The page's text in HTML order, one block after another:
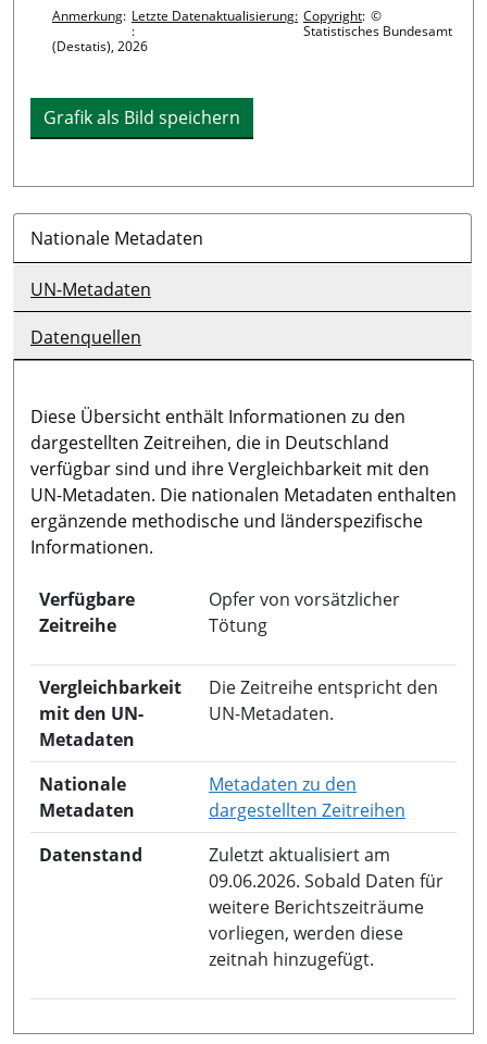
Anmerkung: Letzte Datenaktualisierung:
:
Copyright: ©
Statistisches Bundesamt
(Destatis), 2026
Grafik als Bild speichern
Nationale Metadaten
UN-Metadaten
Datenquellen
Diese Übersicht enthält Informationen zu den
dargestellten Zeitreihen, die in Deutschland
verfügbar sind und ihre Vergleichbarkeit mit den
UN-Metadaten. Die nationalen Metadaten enthalten
ergänzende methodische und länderspezifische
Informationen.
Verfügbare
Zeitreihe
Opfer von vorsätzlicher
Tötung
Vergleichbarkeit
mit den UN-
Metadaten
Die Zeitreihe entspricht den
UN-Metadaten.
Nationale
Metadaten
Metadaten zu den
dargestellten Zeitreihen
Datenstand
Zuletzt aktualisiert am
09.06.2026. Sobald Daten für
weitere Berichtszeiträume
vorliegen, werden diese
zeitnah hinzugefügt.